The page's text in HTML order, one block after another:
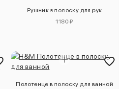
Рушник в полоску для рук
1180 ₽
Полотенце в полоску для ванной